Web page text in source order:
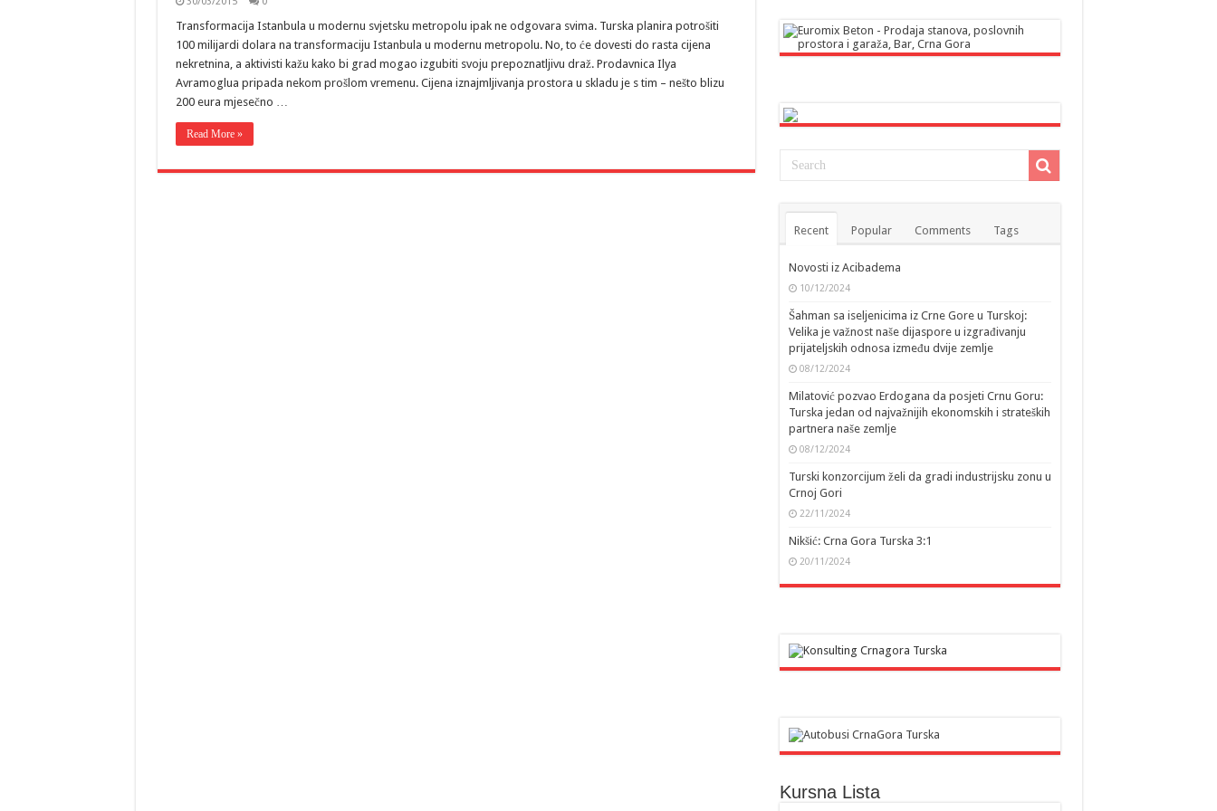
Transformacija Istanbula u modernu svjetsku metropolu ipak ne odgovara svima. Turska planira potrošiti
100 milijardi dolara na transformaciju Istanbula u modernu metropolu. No, to će dovesti do rasta cijena
nekretnina, a aktivisti kažu kako bi grad mogao izgubiti svoju prepoznatljivu draž. Prodavnica Ilya
Avramoglua pripada nekom prošlom vremenu. Cijena iznajmljivanja prostora u skladu je s tim – nešto blizu
200 eura mjesečno …
Read More »
Recent Popular Comments Tags
Novosti iz Acibadema
10/12/2024
Šahman sa iseljenicima iz Crne Gore u Turskoj:
Velika je važnost naše dijaspore u izgrađivanju
prijateljskih odnosa između dvije zemlje
08/12/2024
Milatović pozvao Erdogana da posjeti Crnu Goru:
Turska jedan od najvažnijih ekonomskih i strateških
partnera naše zemlje
08/12/2024
Turski konzorcijum želi da gradi industrijsku zonu u
Crnoj Gori
22/11/2024
Nikšić: Crna Gora Turska 3:1
20/11/2024
Kursna Lista